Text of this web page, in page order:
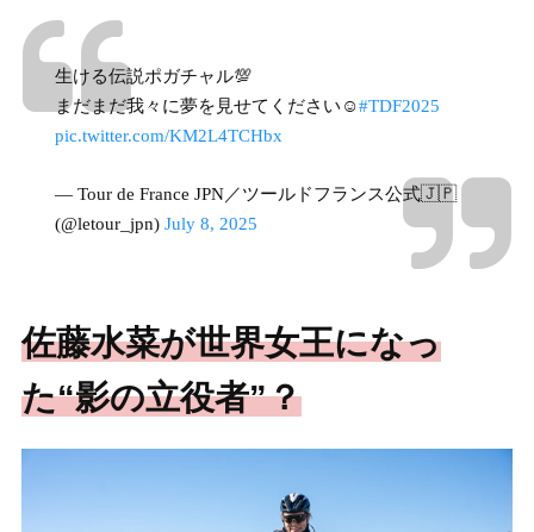
生ける伝説ポガチャル💯
まだまだ我々に夢を見せてください☺️#TDF2025
pic.twitter.com/KM2L4TCHbx
— Tour de France JPN／ツールドフランス公式🇯🇵
(@letour_jpn) July 8, 2025
佐藤水菜が世界女王になっ
た“影の立役者”？